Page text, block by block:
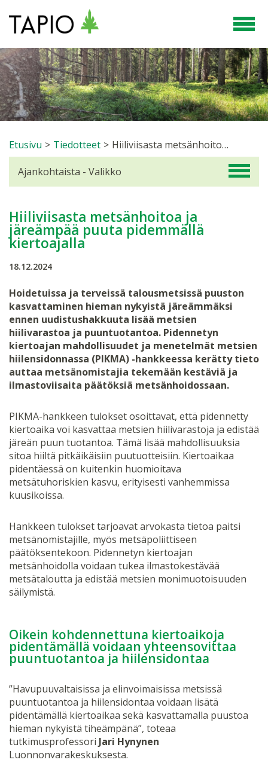
Etusivu > Tiedotteet > Hiiliviisasta metsänhoitoa ja järeämpää puuta pidemmällä kiertoajalla
Hiiliviisasta metsänhoitoa ja
järeämpää puuta pidemmällä
kiertoajalla
18.12.2024
Hoidetuissa ja terveissä talousmetsissä puuston
kasvattaminen hieman nykyistä järeämmäksi
ennen uudistushakkuuta lisää metsien
hiilivarastoa ja puuntuotantoa. Pidennetyn
kiertoajan mahdollisuudet ja menetelmät metsien
hiilensidonnassa (PIKMA) -hankkeessa kerätty tieto
auttaa metsänomistajia tekemään kestäviä ja
ilmastoviisaita päätöksiä metsänhoidossaan.
PIKMA-hankkeen tulokset osoittavat, että pidennetty
kiertoaika voi kasvattaa metsien hiilivarastoja ja edistää
järeän puun tuotantoa. Tämä lisää mahdollisuuksia
sitoa hiiltä pitkäikäisiin puutuotteisiin. Kiertoaikaa
pidentäessä on kuitenkin huomioitava
metsätuhoriskien kasvu, erityisesti vanhemmissa
kuusikoissa.
Hankkeen tulokset tarjoavat arvokasta tietoa paitsi
metsänomistajille, myös metsäpoliittiseen
päätöksentekoon. Pidennetyn kiertoajan
metsänhoidolla voidaan tukea ilmastokestävää
metsätaloutta ja edistää metsien monimuotoisuuden
säilymistä.
Oikein kohdennettuna kiertoaikoja
pidentämällä voidaan yhteensovittaa
puuntuotantoa ja hiilensidontaa
”Havupuuvaltaisissa ja elinvoimaisissa metsissä
puuntuotantoa ja hiilensidontaa voidaan lisätä
pidentämällä kiertoaikaa sekä kasvattamalla puustoa
hieman nykyistä tiheämpänä”, toteaa
tutkimusprofessori Jari Hynynen
Luonnonvarakeskuksesta.
Ajankohtaista - Valikko